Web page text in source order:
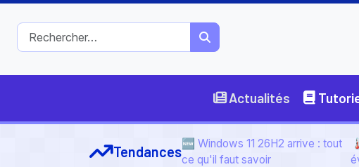
Actualités
Tendances🆕 Windows 11 26H2 arrive : tout
ce qu'il faut savoir